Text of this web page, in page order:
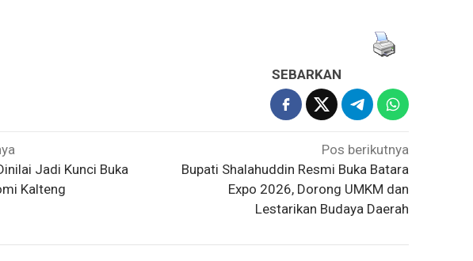
SEBARKAN
Jadi Kunci Buka
Kalteng
Pos berikutnya
Bupati Shalahuddin Resmi Buka Batara
Expo 2026, Dorong UMKM dan
Lestarikan Budaya Daerah